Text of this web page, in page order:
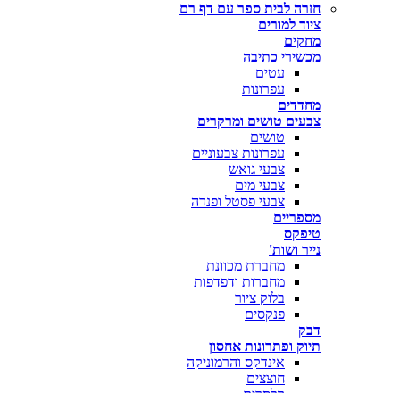
חזרה לבית ספר עם דף רם
ציוד למורים
מחקים
מכשירי כתיבה
עטים
עפרונות
מחדדים
צבעים טושים ומרקרים
טושים
עפרונות צבעוניים
צבעי גואש
צבעי מים
צבעי פסטל ופנדה
מספריים
טיפקס
נייר ושות'
מחברת מכוונת
מחברות ודפדפות
בלוק ציור
פנקסים
דבק
תיוק ופתרונות אחסון
אינדקס והרמוניקה
חוצצים